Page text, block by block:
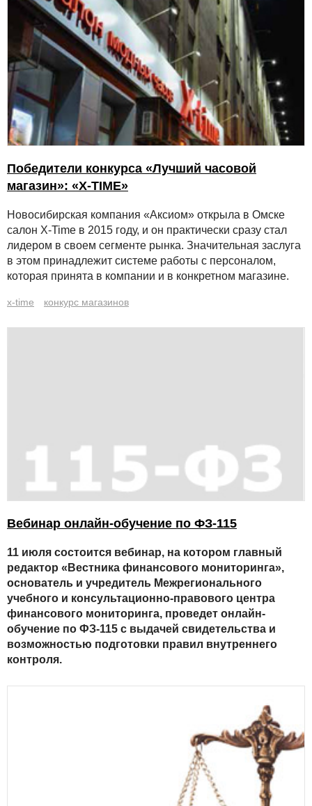
Победители конкурса «Лучший часовой
магазин»: «X-TIME»
Новосибирская компания «Аксиом» открыла в Омске
салон X-Time в 2015 году, и он практически сразу стал
лидером в своем сегменте рынка. Значительная заслуга
в этом принадлежит системе работы с персоналом,
которая принята в компании и в конкретном магазине.
x-time конкурс магазинов
Вебинар онлайн-обучение по ФЗ-115
11 июля состоится вебинар, на котором главный
редактор «Вестника финансового мониторинга»,
основатель и учредитель Межрегионального
учебного и консультационно-правового центра
финансового мониторинга, проведет онлайн-
обучение по ФЗ-115 с выдачей свидетельства и
возможностью подготовки правил внутреннего
контроля.